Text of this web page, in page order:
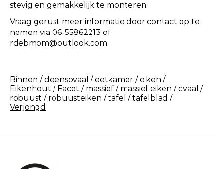
stevig en gemakkelijk te monteren.
Vraag gerust meer informatie door contact op te
nemen via 06-55862213 of
rdebmom@outlook.com.
Binnen /deensovaal /eetkamer /eiken /
Eikenhout / Facet / massief / massief eiken /ovaal /
robuust / robuusteiken /tafel /tafelblad /
Verjongd